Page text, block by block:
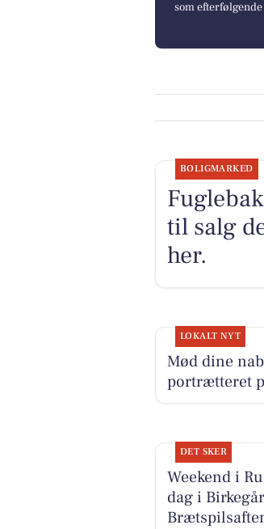
som
BOLIGMARKED
til salg
her.
LOKALT NYT
Mød dine
portrætteret
DET SKER
Weekend i
dag i